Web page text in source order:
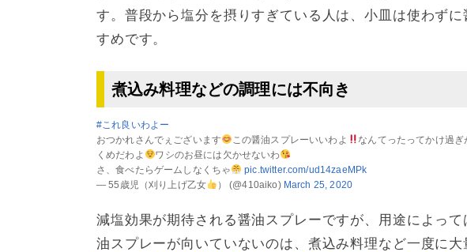
す。普段から塩分を摂りすぎている人は、小皿は使わず
すめです。
煮込み料理などの調理には不向き
#これ良いわよー
おつかれさんでぇございます
この醤油スプレーいいわよ なんてったってかけ過ぎ
くめだわよ
ワシのお昼には欠かせないわ
さ、食べたらゲームしなくちゃ
pic.twitter.com/ud14zaeMPk
— 55歳児（刈り上げ乙女
） (@410aiko) March 25, 2020
減塩効果が期待される醤油スプレーですが、用途によっ
油スプレーが向いていないのは、煮込み料理など一度に大